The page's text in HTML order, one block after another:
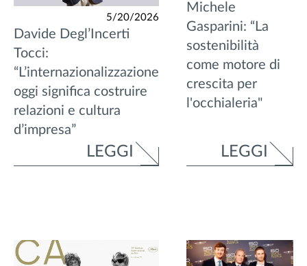
5/20/2026
Davide Degl’Incerti
Tocci:
“L’internazionalizzazione
oggi significa costruire
relazioni e cultura
d’impresa”
LEGGI
Michele
Gasparini: “La
sostenibilità
come motore di
crescita per
l'occhialeria"
LEGGI